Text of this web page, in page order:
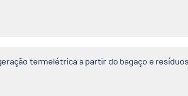
termelétrica a partir do bagaço e